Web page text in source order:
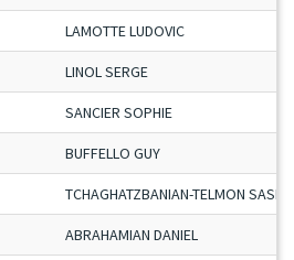
LAMOTTE LUDOVIC
LINOL SERGE
SANCIER SOPHIE
BUFFELLO GUY
TCHAGHATZBANIAN-TELMON SASHA
ABRAHAMIAN DANIEL